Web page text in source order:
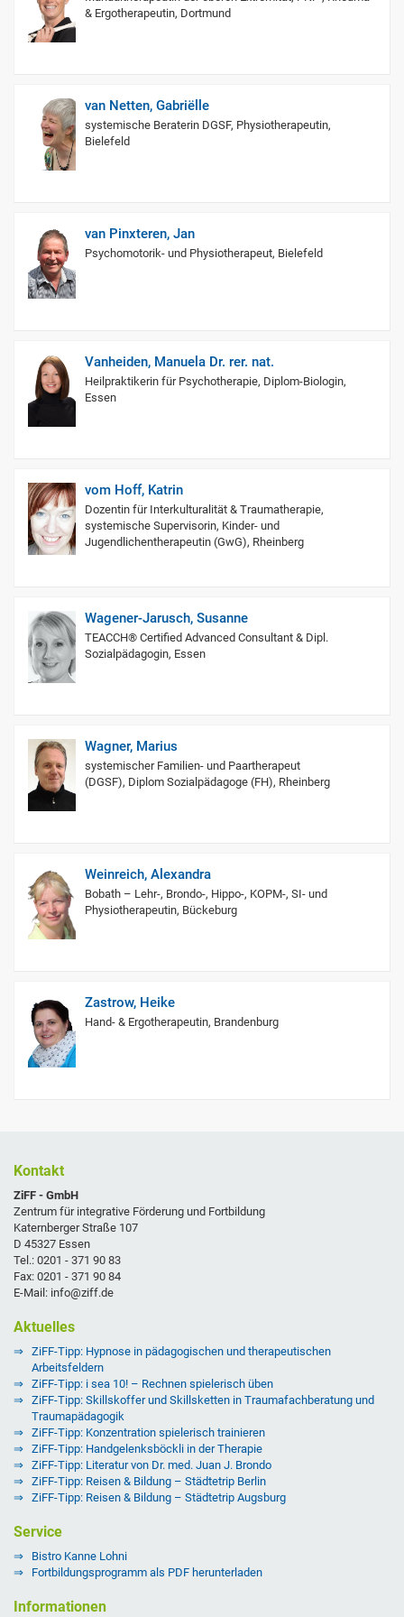
& Ergotherapeutin, Dortmund
van Netten, Gabriëlle
systemische Beraterin DGSF, Physiotherapeutin,
Bielefeld
van Pinxteren, Jan
Psychomotorik- und Physiotherapeut, Bielefeld
Vanheiden, Manuela Dr. rer. nat.
Heilpraktikerin für Psychotherapie, Diplom-Biologin,
Essen
vom Hoff, Katrin
Dozentin für Interkulturalität & Traumatherapie,
systemische Supervisorin, Kinder- und
Jugendlichentherapeutin (GwG), Rheinberg
Wagener-Jarusch, Susanne
TEACCH® Certified Advanced Consultant & Dipl.
Sozialpädagogin, Essen
Wagner, Marius
systemischer Familien- und Paartherapeut
(DGSF), Diplom Sozialpädagoge (FH), Rheinberg
Weinreich, Alexandra
Bobath – Lehr-, Brondo-, Hippo-, KOPM-, SI- und
Physiotherapeutin, Bückeburg
Zastrow, Heike
Hand- & Ergotherapeutin, Brandenburg
Kontakt
ZiFF - GmbH
Zentrum für integrative Förderung und Fortbildung
Katernberger Straße 107
D 45327 Essen
Tel.: 0201 - 371 90 83
Fax: 0201 - 371 90 84
E-Mail: info@ziff.de
Aktuelles
ZiFF-Tipp: Hypnose in pädagogischen und therapeutischen
Arbeitsfeldern
ZiFF-Tipp: i sea 10! – Rechnen spielerisch üben
ZiFF-Tipp: Skillskoffer und Skillsketten in Traumafachberatung und
Traumapädagogik
ZiFF-Tipp: Konzentration spielerisch trainieren
ZiFF-Tipp: Handgelenksböckli in der Therapie
ZiFF-Tipp: Literatur von Dr. med. Juan J. Brondo
ZiFF-Tipp: Reisen & Bildung – Städtetrip Berlin
ZiFF-Tipp: Reisen & Bildung – Städtetrip Augsburg
Service
Bistro Kanne Lohni
Fortbildungsprogramm als PDF herunterladen
Informationen